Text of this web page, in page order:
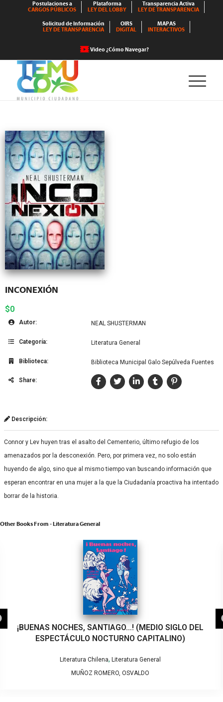
Postulaciones a
CARGOS PÚBLICOS
Plataforma
LEY DEL LOBBY
Transparencia Activa
LEY DE TRANSPARENCIA
Solicitud de Información
LEY DE TRANSPARENCIA
OIRS
DIGITAL
MAPAS
INTERACTIVOS
Video ¿Cómo Navegar?
INCONEXIÓN
$0
Autor: NEAL SHUSTERMAN
Categoría: Literatura General
Biblioteca: Biblioteca Municipal Galo Sepúlveda Fuentes
Share:
Descripción:
Connor y Lev huyen tras el asalto del Cementerio, último refugio de los
amenazados por la desconexión. Pero, por primera vez, no solo están
huyendo de algo, sino que al mismo tiempo van buscando información que
esperan encontrar en una mujer a la que la Ciudadanía proactiva ha intentado
borrar de la historia.
Other Books From - Literatura General
¡BUENAS NOCHES, SANTIAGO…! (MEDIO SIGLO DEL
ESPECTÁCULO NOCTURNO CAPITALINO)
Literatura Chilena, Literatura General
MUÑOZ ROMERO, OSVALDO